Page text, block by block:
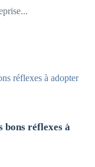
bons réflexes à